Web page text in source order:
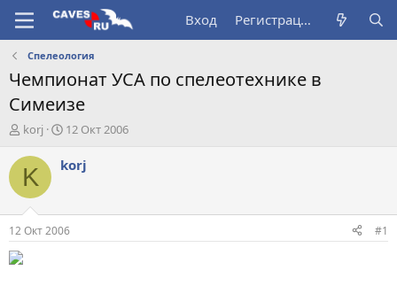
Вход Регистрация
Спелеология
Чемпионат УСА по спелеотехнике в
Симеизе
А
т
о
т
е
м
ы
korj
Д
т
ч
а
12 Окт 2006
K korj
12 Окт 2006 #1